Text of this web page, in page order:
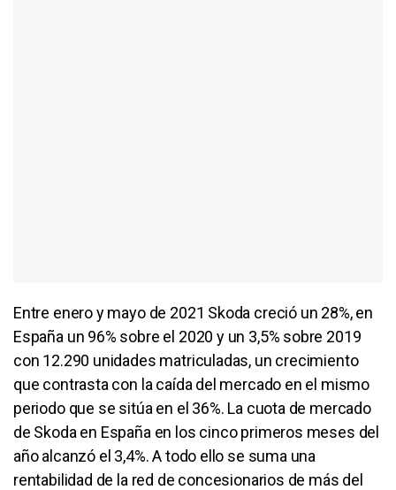
Entre enero y mayo de 2021 Skoda creció un 28%, en
España un 96% sobre el 2020 y un 3,5% sobre 2019
con 12.290 unidades matriculadas, un crecimiento
que contrasta con la caída del mercado en el mismo
periodo que se sitúa en el 36%. La cuota de mercado
de Skoda en España en los cinco primeros meses del
año alcanzó el 3,4%. A todo ello se suma una
rentabilidad de la red de concesionarios de más del